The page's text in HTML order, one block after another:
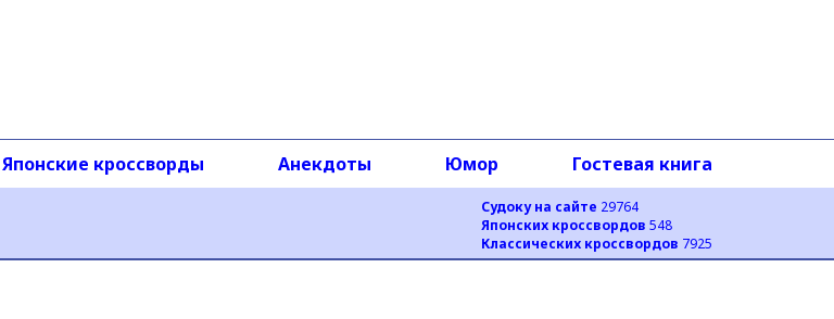
Судоку на сайте 29764
Японских кроссвордов 548
Классических кроссвордов 7925
Японские кроссворды Анекдоты Юмор Гостевая книга